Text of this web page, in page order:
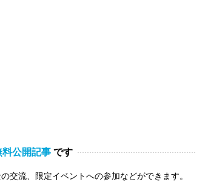
料公開記事 です
交流、限定イベントへの参加などができます。